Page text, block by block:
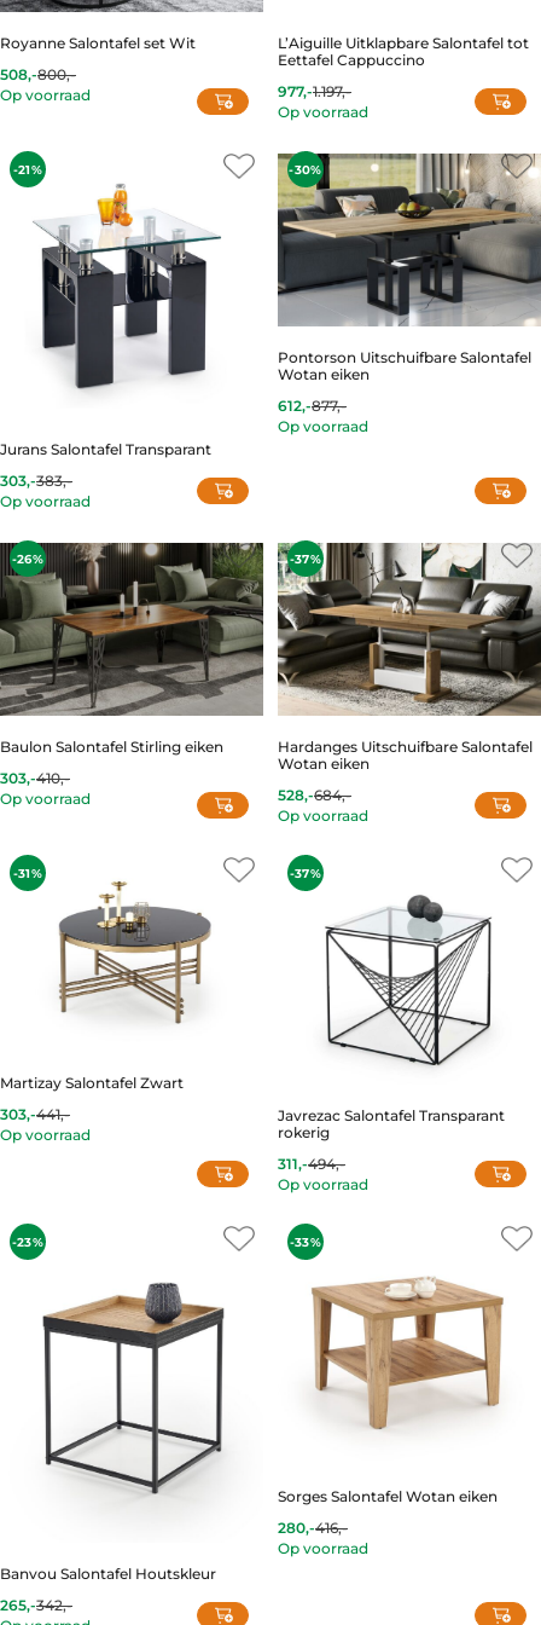
product
page
Royanne Salontafel set Wit
508,-
Current
price
800,-
Original
price
Op voorraad
L’Aiguille Uitklapbare Salontafel tot
Eettafel Cappuccino
977,-
Current
price
977,-.
1.197,-
Original
price
1.197,-.
Op voorraad
-21%
Jurans Salontafel Transparant
303,-
Current
price
303,-.
383,-
Original
price
383,-.
Op voorraad
-30%
Pontorson Uitschuifbare Salontafel
Wotan eiken
612,-
Current
price
877,-
Original
price
Op voorraad
-26%
Baulon Salontafel Stirling eiken
303,-
Current
price
410,-
Original
price
Op voorraad
-37%
Hardanges Uitschuifbare Salontafel
Wotan eiken
684,-
528,-
Op voorraad
product
has
variants.
options
chosen
product
page
-31%
Martizay Salontafel Zwart
303,-
Current
price
441,-
Original
price
Op voorraad
-37%
Javrezac Salontafel Transparant
rokerig
311,-
Current
price
311,-.
494,-
Original
price
494,-.
Op voorraad
-23%
Banvou Salontafel Houtskleur
265,-
Current342,-
Original
-33%
Sorges Salontafel Wotan eiken
280,-
Current
price
416,-
Original
price
Op voorraad